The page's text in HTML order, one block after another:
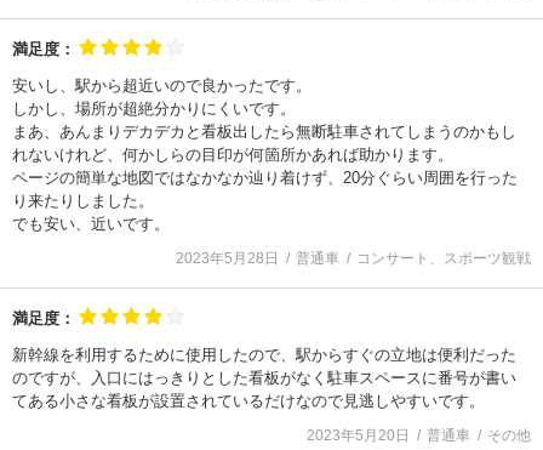
満足度：
安いし、駅から超近いので良かったです。
しかし、場所が超絶分かりにくいです。
まあ、あんまりデカデカと看板出したら無断駐車されてしまうのかもし
れないけれど、何かしらの目印が何箇所かあれば助かります。
ページの簡単な地図ではなかなか辿り着けず、20分ぐらい周囲を行った
り来たりしました。
でも安い、近いです。
2023年5月28日 普通車 コンサート、スポーツ観戦
満足度：
新幹線を利用するために使用したので、駅からすぐの立地は便利だった
のですが、入口にはっきりとした看板がなく駐車スペースに番号が書い
てある小さな看板が設置されているだけなので見逃しやすいです。
2023年5月20日 普通車 その他